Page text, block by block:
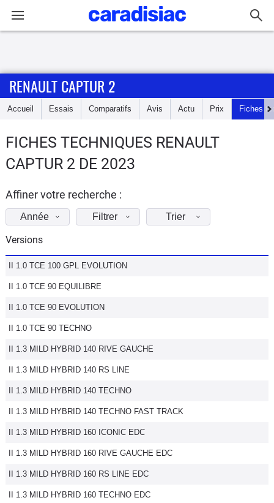
Accueil
Essais
d'achat
Electriques
Utilitaires
Flottes
Auto
Services
Forum
Marques
RENAULT CAPTUR 2
Accueil Essais Comparatifs Avis Actu Prix Fiches
FICHES TECHNIQUES RENAULT
CAPTUR 2 DE 2023
Affiner votre recherche :
Année Filtrer Trier
Versions
II 1.0 TCE 100 GPL EVOLUTION
II 1.0 TCE 90 EQUILIBRE
II 1.0 TCE 90 EVOLUTION
II 1.0 TCE 90 TECHNO
II 1.3 MILD HYBRID 140 RIVE GAUCHE
II 1.3 MILD HYBRID 140 RS LINE
II 1.3 MILD HYBRID 140 TECHNO
II 1.3 MILD HYBRID 140 TECHNO FAST TRACK
II 1.3 MILD HYBRID 160 ICONIC EDC
II 1.3 MILD HYBRID 160 RIVE GAUCHE EDC
II 1.3 MILD HYBRID 160 RS LINE EDC
II 1.3 MILD HYBRID 160 TECHNO EDC